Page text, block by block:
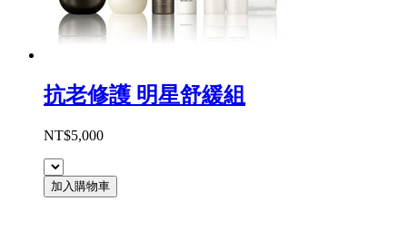
抗老修護 明星舒緩組
NT$5,000
加入購物車